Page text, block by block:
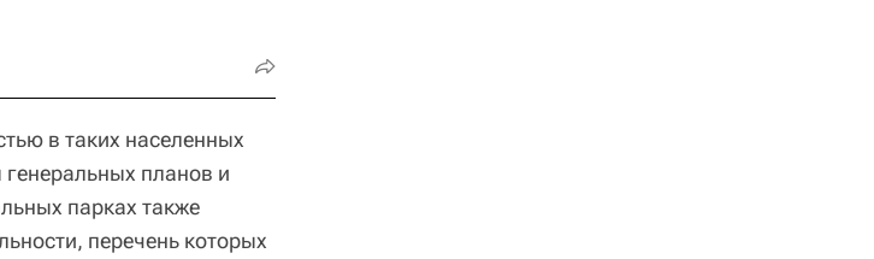
в таких населенных
генеральных планов и
парках также
перечень которых